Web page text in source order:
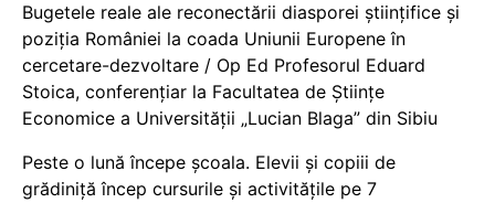
Bugetele reale ale reconectării diasporei științifice și
poziția României la coada Uniunii Europene în
cercetare-dezvoltare / Op Ed Profesorul Eduard
Stoica, conferențiar la Facultatea de Științe
Economice a Universității „Lucian Blaga” din Sibiu
Peste o lună începe școala. Elevii și copiii de
grădiniță încep cursurile și activitățile pe 7